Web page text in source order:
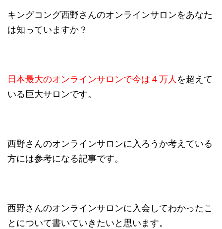
キングコング西野さんのオンラインサロンをあなた
は知っていますか？
日本最大のオンラインサロンで今は４万人 を超えて
いる巨大サロンです。
西野さんのオンラインサロンに入ろうか考えている
方には参考になる記事です。
西野さんのオンラインサロンに入会してわかったこ
とについて書いていきたいと思います。